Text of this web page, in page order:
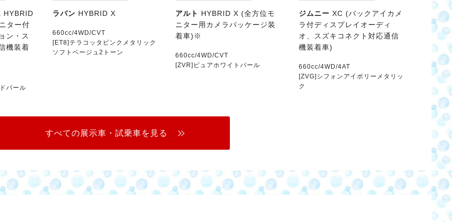
HYBRID
ター付
ン・ス
機装着
パール
ラパン HYBRID X
660cc/4WD/CVT
[ET8]テラコッタピンクメタリック
ソフトベージュ2トーン
アルト HYBRID X (全方位モ
ニター用カメラパッケージ装
着車)※
660cc/4WD/CVT
[ZVR]ピュアホワイトパール
ジムニー XC (バックアイカメ
ラ付ディスプレイオーディ
オ、スズキコネクト対応通信
機装着車)
660cc/4WD/4AT
[ZVG]シフォンアイボリーメタリッ
ク
すべての展示車・試乗車を見る